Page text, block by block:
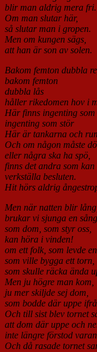
blir man aldrig mera fri.
Om man slutar här,
så slutar man i gropen.
Men om kungen sägs,
att han är son av solen.
Bakom femton dubbla
bakom femton
dubbla lås
håller rikedomen hov i
Här finns ingenting
ingenting som stör
Här är tankarna och
Och om någon måste dö
eller några ska ha spö,
finns det andra som kan
verkställa besluten.
Hit hörs aldrig
Men när natten blir
brukar vi sjunga en
som dom, som styr oss,
kan höra i vinden!
om ett folk, som levde
som ville bygga ett torn,
som skulle räcka ända
Men ju högre man kom,
ju mer skiljde sej dom,
som bodde där uppe
Och till sist blev tornet
att dom där uppe och
inte längre förstod
Och då rasade tornet